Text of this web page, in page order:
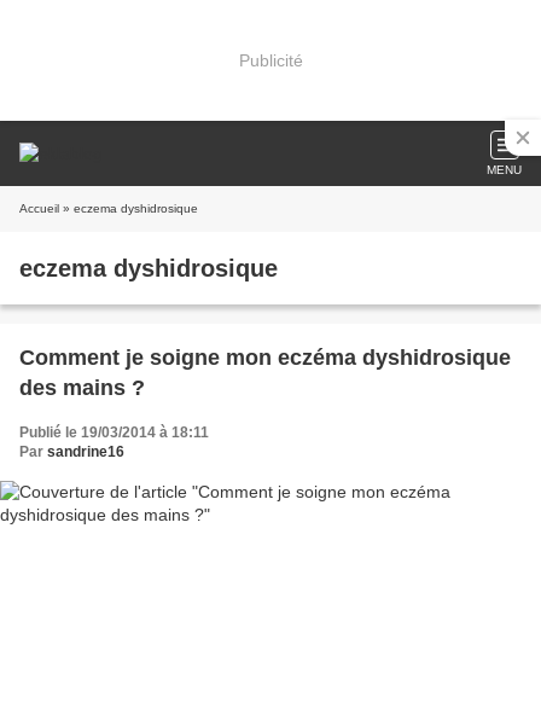
Publicité
MENU
Accueil » eczema dyshidrosique
eczema dyshidrosique
Comment je soigne mon eczéma dyshidrosique
des mains ?
Publié le 19/03/2014 à 18:11
Par sandrine16